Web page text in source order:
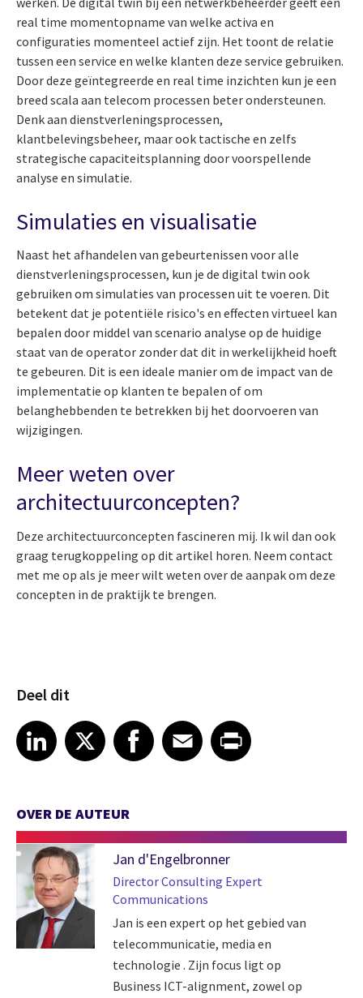
real time momentopname van welke activa en
configuraties momenteel actief zijn. Het toont de relatie
tussen een service en welke klanten deze service gebruiken.
Door deze geïntegreerde en real time inzichten kun je een
breed scala aan telecom processen beter ondersteunen.
Denk aan dienstverleningsprocessen,
klantbelevingsbeheer, maar ook tactische en zelfs
strategische capaciteitsplanning door voorspellende
analyse en simulatie.
Simulaties en visualisatie
Naast het afhandelen van gebeurtenissen voor alle
dienstverleningsprocessen, kun je de digital twin ook
gebruiken om simulaties van processen uit te voeren. Dit
betekent dat je potentiële risico's en effecten virtueel kan
bepalen door middel van scenario analyse op de huidige
staat van de operator zonder dat dit in werkelijkheid hoeft
te gebeuren. Dit is een ideale manier om de impact van de
implementatie op klanten te bepalen of om
belanghebbenden te betrekken bij het doorvoeren van
wijzigingen.
Meer weten over
architectuurconcepten?
Deze architectuurconcepten fascineren mij. Ik wil dan ook
graag terugkoppeling op dit artikel horen. Neem contact
met me op als je meer wilt weten over de aanpak om deze
concepten in de praktijk te brengen.
Deel dit
Share article on LinkedIn
LinkedIn
Share article on XShare article on Facebook
Facebook
Share article on Email
EmailShare article on Print
OVER DE AUTEUR
Jan d'Engelbronner
Director Consulting Expert
Communications
Jan is een expert op het gebied van
telecommunicatie, media en
technologie . Zijn focus ligt op
Business ICT-alignment, zowel op